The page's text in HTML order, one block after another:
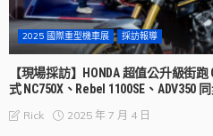
2025 國際重型機車展 採訪報導
【現場採訪】HONDA 超值公升級街跑
式 NC750X、Rebel 1100SE、ADV350
Rick 2025 年 7 月 4 日